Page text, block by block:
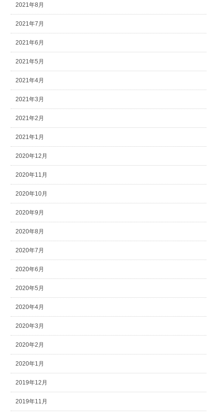
2021年8月
2021年7月
2021年6月
2021年5月
2021年4月
2021年3月
2021年2月
2021年1月
2020年12月
2020年11月
2020年10月
2020年9月
2020年8月
2020年7月
2020年6月
2020年5月
2020年4月
2020年3月
2020年2月
2020年1月
2019年12月
2019年11月